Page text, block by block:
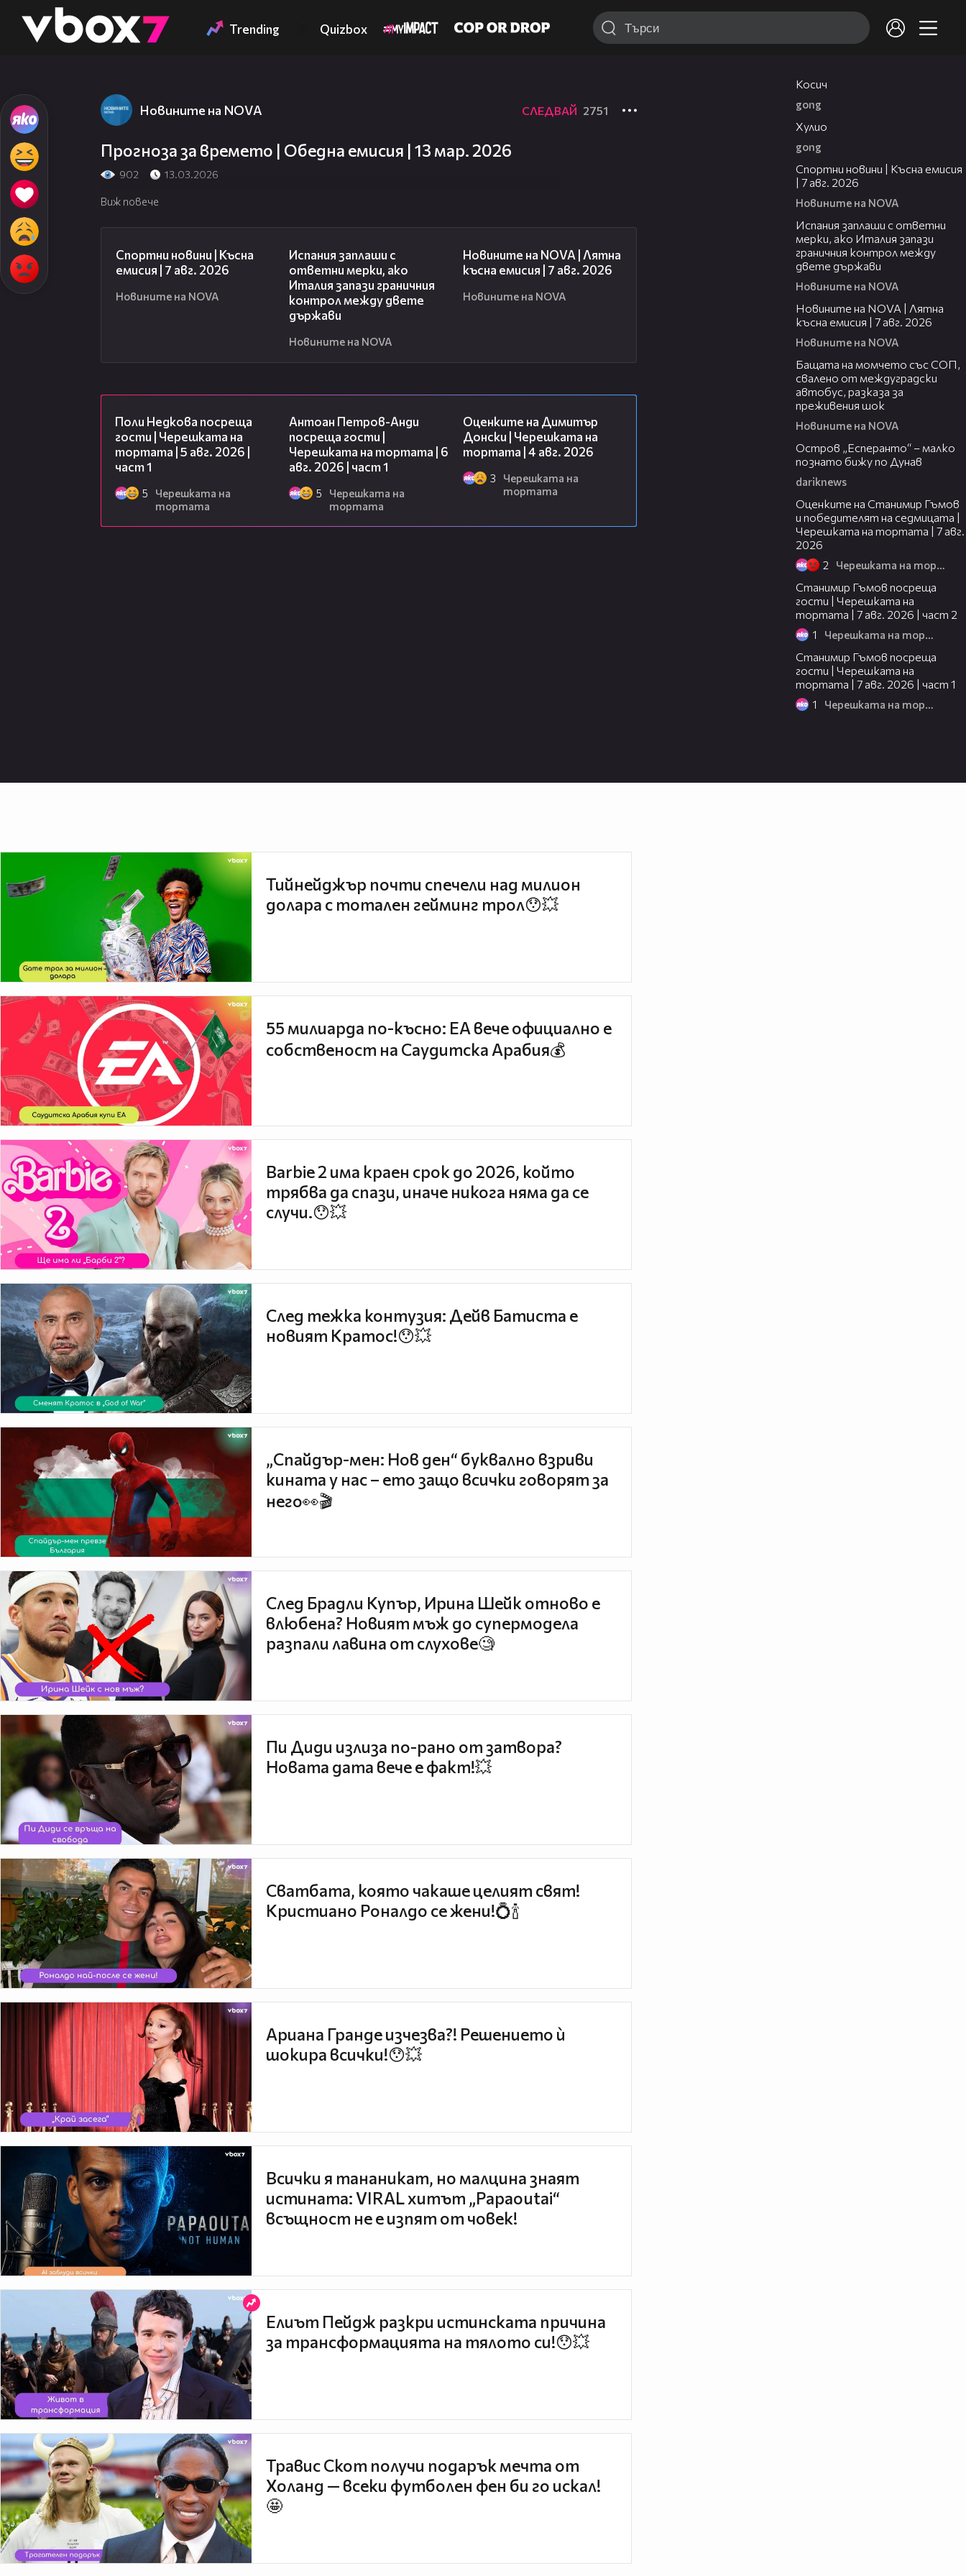
👾 Trending Quizbox
Новините на NOVA СЛЕДВАЙ 2751
Прогноза за времето | Обедна емисия | 13 мар. 2026
902 13.03.2026
Виж повече
Спортни новини | Късна
емисия | 7 авг. 2026
Новините на NOVA
Испания заплаши с
ответни мерки, ако
Италия запази граничния
контрол между двете
държави
Новините на NOVA
Новините на NOVA | Лятна
късна емисия | 7 авг. 2026
Новините на NOVA
Поли Недкова посреща
гости | Черешката на
тортата | 5 авг. 2026 |
част 1
5
Черешката на
тортата
Антоан Петров-Анди
посреща гости |
Черешката на тортата | 6
авг. 2026 | част 1
5
Черешката на
тортата
Оценките на Димитър
Донски | Черешката на
тортата | 4 авг. 2026
3
Черешката на
тортата
Косич
gong
Хулио
gong
Спортни новини | Късна емисия
| 7 авг. 2026
Новините на NOVA
Испания заплаши с ответни
мерки, ако Италия запази
граничния контрол между
двете държави
Новините на NOVA
Новините на NOVA | Лятна
късна емисия | 7 авг. 2026
Новините на NOVA
Бащата на момчето със СОП,
свалено от междуградски
автобус, разказа за
преживения шок
Новините на NOVA
Остров „Есперанто“ – малко
познато бижу по Дунав
dariknews
Оценките на Станимир Гъмов
и победителят на седмицата |
Черешката на тортата | 7 авг.
2026
2 Черешката на тортата
Станимир Гъмов посреща
гости | Черешката на
тортата | 7 авг. 2026 | част 2
1 Черешката на тортата
Станимир Гъмов посреща
гости | Черешката на
тортата | 7 авг. 2026 | част 1
1 Черешката на тортата
Тийнейджър почти спечели над милион
долара с тотален гейминг трол😯💥
55 милиарда по-късно: EA вече официално е
собственост на Саудитска Арабия💰
Barbie 2 има краен срок до 2026, който
трябва да спази, иначе никога няма да се
случи.😯💥
След тежка контузия: Дейв Батиста е
новият Кратос!😯💥
„Спайдър-мен: Нов ден“ буквално взриви
кината у нас – ето защо всички говорят за
него👀🎬
След Брадли Купър, Ирина Шейк отново е
влюбена? Новият мъж до супермодела
разпали лавина от слухове🧐
Пи Диди излиза по-рано от затвора?
Новата дата вече е факт!💥
Сватбата, която чакаше целият свят!
Кристиано Роналдо се жени!💍🍾
Ариана Гранде изчезва?! Решението ѝ
шокира всички!😯💥
Всички я тананикат, но малцина знаят
истината: VIRAL хитът „Papaoutai“
всъщност не е изпят от човек!
Елиът Пейдж разкри истинската причина
за трансформацията на тялото си!😯💥
Травис Скот получи подарък мечта от
Холанд — всеки футболен фен би го искал!
🤩